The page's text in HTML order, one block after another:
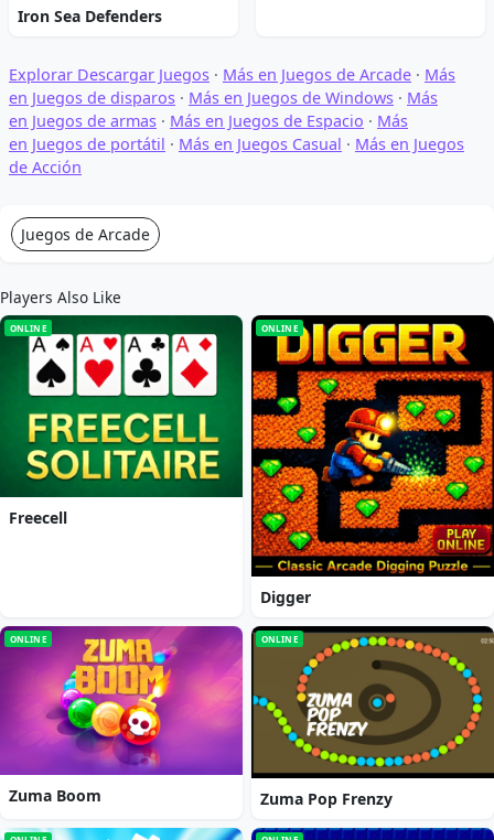
Iron Sea Defenders
Explorar Descargar Juegos · Más en Juegos de Arcade · Más
en Juegos de disparos · Más en Juegos de Windows · Más
en Juegos de armas · Más en Juegos de Espacio · Más
en Juegos de portátil · Más en Juegos Casual · Más en Juegos
de Acción
Juegos de Arcade
Players Also Like
ONLINE
Freecell
ONLINE
Digger
ONLINE
Zuma Boom
ONLINE
Zuma Pop Frenzy